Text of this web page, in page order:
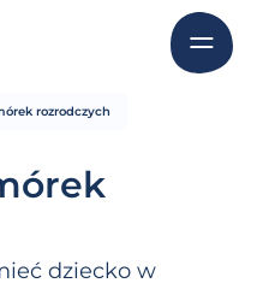
rozrodczych
dziecko w